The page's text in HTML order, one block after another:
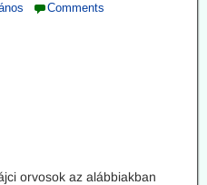
Comments
orvosok az alábbiakban